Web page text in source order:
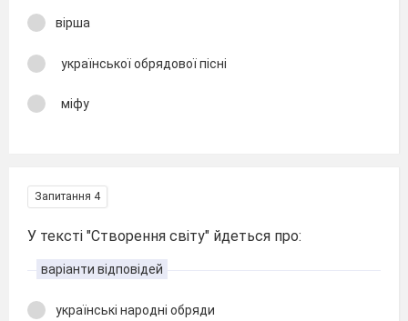
вірша
української обрядової пісні
міфу
Запитання 4
У тексті "Створення світу" йдеться про:
варіанти відповідей
українські народні обряди